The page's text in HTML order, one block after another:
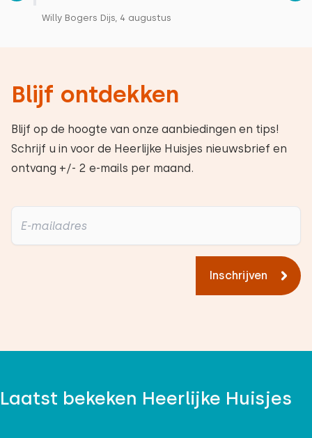
Willy Bogers Dijs, 4 augustus
Blijf ontdekken
Blijf op de hoogte van onze aanbiedingen en tips!
Schrijf u in voor de Heerlijke Huisjes nieuwsbrief en
ontvang +/- 2 e-mails per maand.
Inschrijven
Laatst bekeken Heerlijke Huisjes